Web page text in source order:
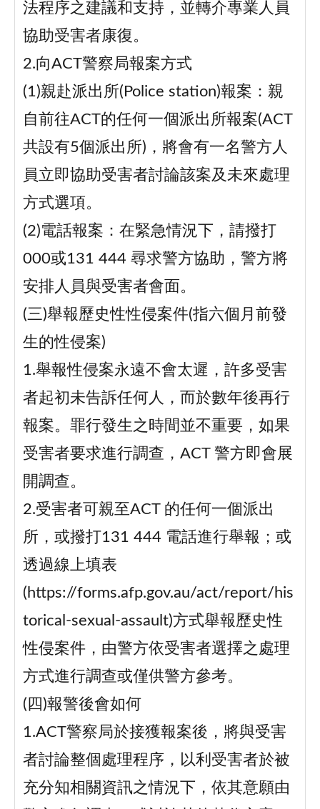
法程序之建議和支持，並轉介專業人員
協助受害者康復。
2.向ACT警察局報案方式
(1)親赴派出所(Police station)報案：親
自前往ACT的任何一個派出所報案(ACT
共設有5個派出所)，將會有一名警方人
員立即協助受害者討論該案及未來處理
方式選項。
(2)電話報案：在緊急情況下，請撥打
000或131 444 尋求警方協助，警方將
安排人員與受害者會面。
(三)舉報歷史性性侵案件(指六個月前發
生的性侵案)
1.舉報性侵案永遠不會太遲，許多受害
者起初未告訴任何人，而於數年後再行
報案。罪行發生之時間並不重要，如果
受害者要求進行調查，ACT 警方即會展
開調查。
2.受害者可親至ACT 的任何一個派出
所，或撥打131 444 電話進行舉報；或
透過線上填表
(https://forms.afp.gov.au/act/report/his
torical-sexual-assault)方式舉報歷史性
性侵案件，由警方依受害者選擇之處理
方式進行調查或僅供警方參考。
(四)報警後會如何
1.ACT警察局於接獲報案後，將與受害
者討論整個處理程序，以利受害者於被
充分知相關資訊之情況下，依其意願由